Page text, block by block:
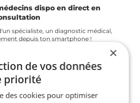
dispo en direct en
spécialiste, un diagnostic médical,
depuis ton smartphone !
les services HEYME dans ton
de tous les services et d'un
×
de vos données
priorité
des cookies pour optimiser